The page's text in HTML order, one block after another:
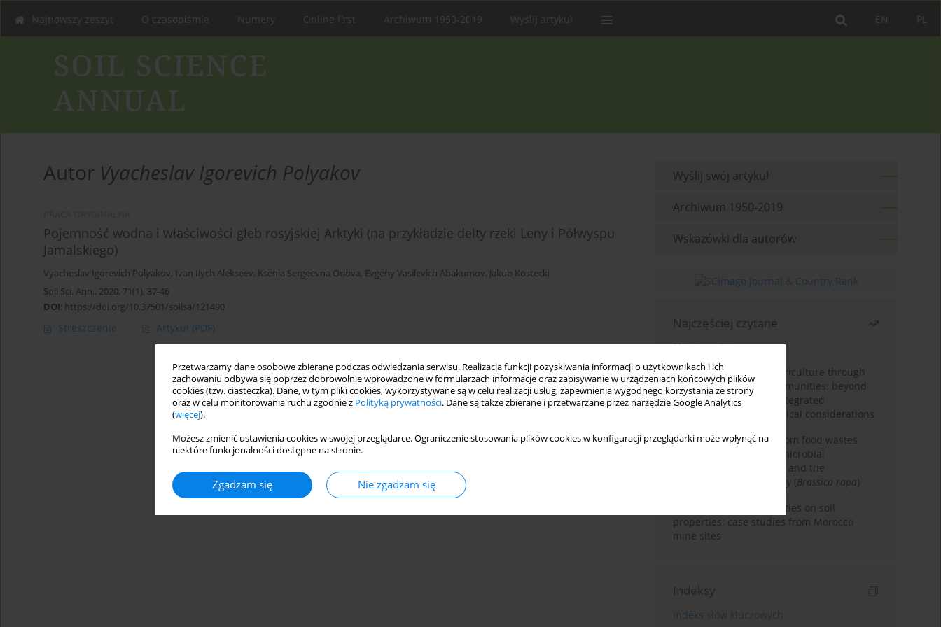
Przetwarzamy dane osobowe zbierane podczas odwiedzania serwisu. Realizacja funkcji pozyskiwania informacji o użytkownikach i ich
zachowaniu odbywa się poprzez dobrowolnie wprowadzone w formularzach informacje oraz zapisywanie w urządzeniach końcowych plików
cookies (tzw. ciasteczka). Dane, w tym pliki cookies, wykorzystywane są w celu realizacji usług, zapewnienia wygodnego korzystania ze strony
oraz w celu monitorowania ruchu zgodnie z Polityką prywatności. Dane są także zbierane i przetwarzane przez narzędzie Google Analytics
(więcej).
Możesz zmienić ustawienia cookies w swojej przeglądarce. Ograniczenie stosowania plików cookies w konfiguracji przeglądarki może wpłynąć na
niektóre funkcjonalności dostępne na stronie.
Zgadzam się Nie zgadzam się
PL
EN
Najnowszy zeszyt O czasopiśmie Numery Online first Archiwum 1950-2019 Wyślij artykuł
Autor Vyacheslav Igorevich Polyakov
Pojemność wodna i właściwości gleb rosyjskiej Arktyki (na przykładzie delty rzeki Leny i Półwyspu
Jamalskiego)
Vyacheslav Igorevich Polyakov, Ivan Ilych Alekseev, Ksenia Sergeevna Orlova, Evgeny Vasilevich Abakumov, Jakub Kostecki
Soil Sci. Ann., 2020, 71(1), 37-46
DOI: https://doi.org/10.37501/soilsa/121490
Streszczenie Artykuł (PDF)
Wyślij swój artykuł
Archiwum 1950-2019
Wskazówki dla autorów
Najczęściej czytane
Miesiąc
Rok
Towards sustainable agriculture through
synthetic microbial communities: beyond
multifunctional roles, integrated
applications, and ecological considerations
Bio-organic fertilizers from food wastes
induce changes in soil microbial
community composition and the
development of bok-choy (Brassica rapa)
Impacts of mining activities on soil
properties: case studies from Morocco
mine sites
Indeksy
Indeks słów kluczowych